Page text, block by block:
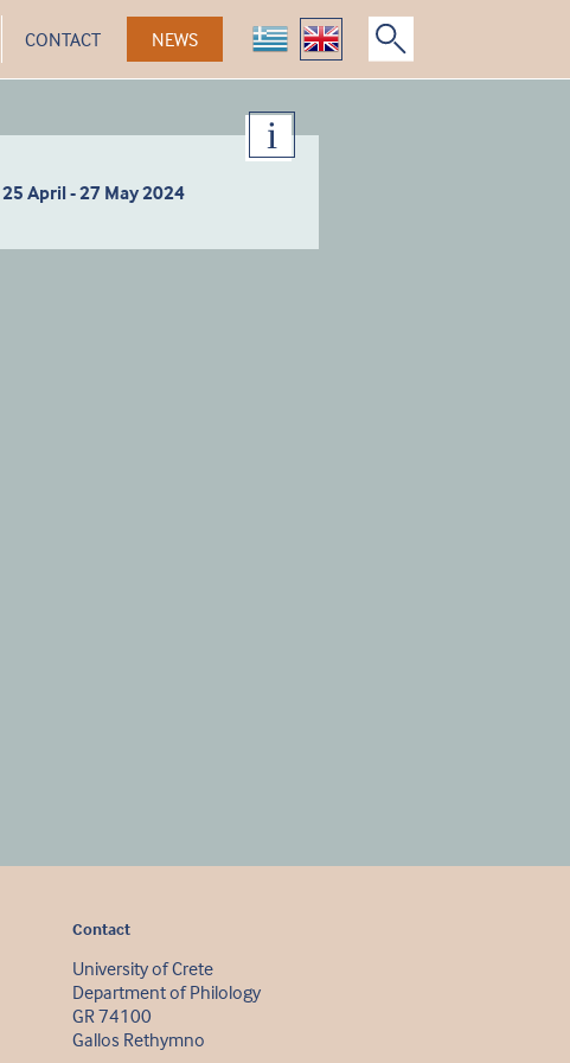
CONTACT NEWS
25 April - 27 May 2024
Contact
University of Crete
Department of Philology
GR 74100
Gallos Rethymno